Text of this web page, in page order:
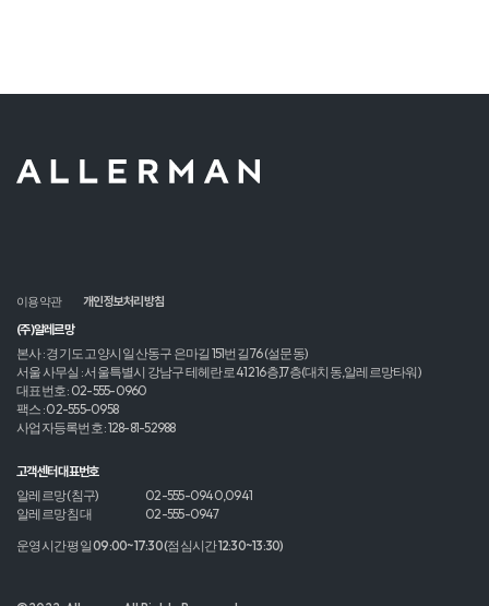
이용약관 개인정보처리방침
(주)알레르망
본사 : 경기도 고양시 일산동구 은마길 151번길 76 (설문동)
서울 사무실 : 서울특별시 강남구 테헤란로 412 16층,17층(대치동,알레르망타워)
대표번호 : 02-555-0960
팩스 : 02-555-0958
사업자등록번호 : 128-81-52988
고객센터 대표번호
알레르망 (침구)
02-555-0940,0941
알레르망 침대
02-555-0947
운영시간 평일 09:00~17:30 (점심시간 12:30~13:30)